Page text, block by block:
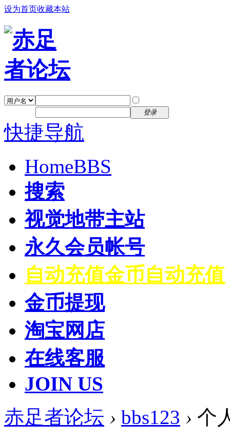
设为首页收藏本站
登录
快捷导航
HomeBBS
搜索
视觉地带主站
永久会员帐号
自动充值金币自动充值
金币提现
淘宝网店
在线客服
JOIN US
赤足者论坛 › bbs123 › 个